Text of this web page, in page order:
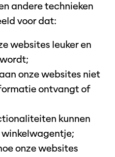
andere technieken
voor dat:
websites leuker en
onze websites niet
ontvangt of
kunnen
onze websites